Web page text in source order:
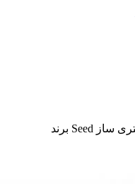
محلول باکتری ساز Seed برند